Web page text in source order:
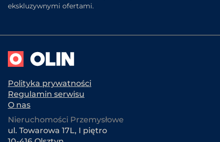
ekskluzywnymi ofertami.
Polityka prywatności
Regulamin serwisu
O nas
Nieruchomości Przemysłowe
ul. Towarowa 17L, I piętro